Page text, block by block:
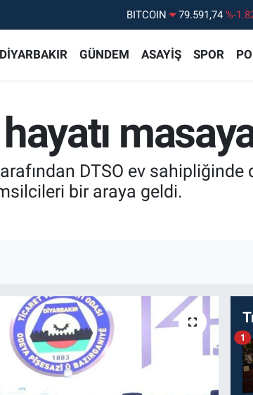
DOLAR 45,43620
BITCOIN
79.591,74 %-
DİYARBAKIR GÜNDEM ASAYİŞ SPOR
masaya
DTSO ev
bir araya geldi.
1